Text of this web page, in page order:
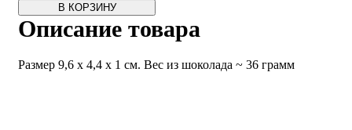
В КОРЗИНУ
Описание товара
Размер 9,6 х 4,4 х 1 см. Вес из шоколада ~ 36 грамм